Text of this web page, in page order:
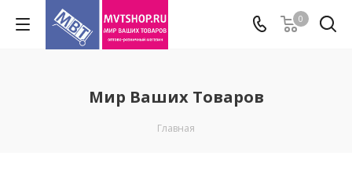
0
Мир Ваших Товаров
Главная